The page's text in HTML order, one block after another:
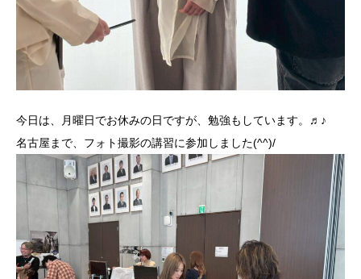
今日は、月曜日でお休みの日ですが、勉強もしています。♬♪
名古屋まで、フォト撮影の講習に参加しました(^^)/